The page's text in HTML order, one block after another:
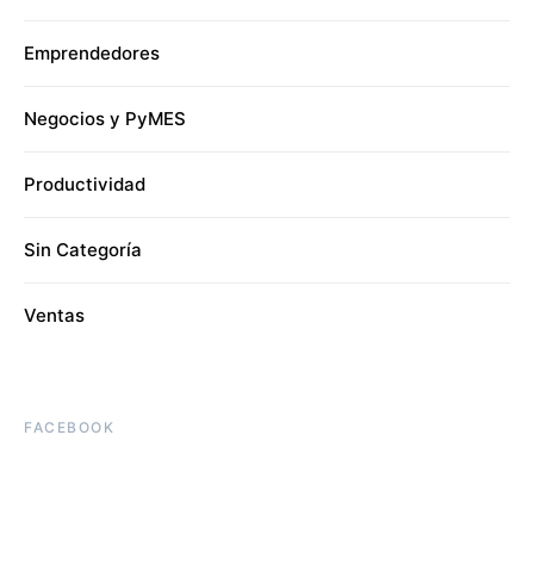
Emprendedores
Negocios y PyMES
Productividad
Sin Categoría
Ventas
FACEBOOK